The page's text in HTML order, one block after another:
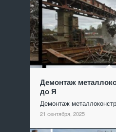
Демонтаж
до Я
Демонтаж
21 сентября, 2025